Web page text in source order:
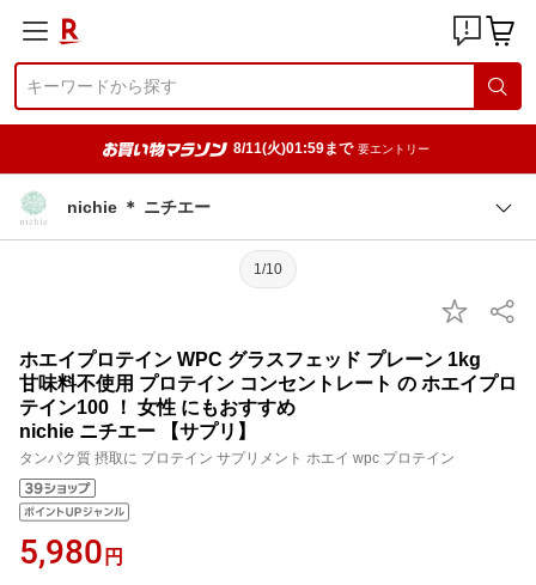
8/11(火)01:59まで 要エントリー
nichie ＊ ニチエー
1/10
ホエイプロテイン WPC グラスフェッド プレーン 1kg
甘味料不使用 プロテイン コンセントレート の ホエイプロ
テイン100 ！ 女性 にもおすすめ
nichie ニチエー 【サプリ】
タンパク質 摂取に プロテイン サプリメント ホエイ wpc プロテイン
5,980 円